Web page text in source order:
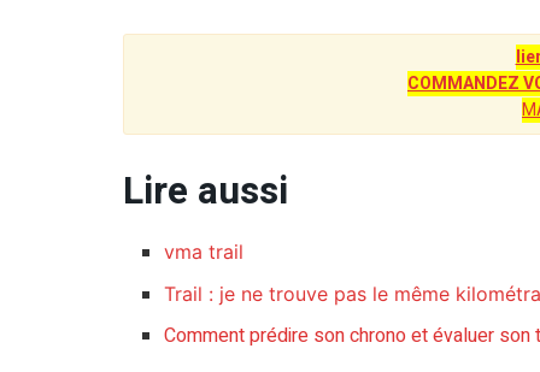
COMMANDEZ
Lire aussi
vma trail
Trail : je ne trouve pas le même
Comment prédire son chrono et évaluer son